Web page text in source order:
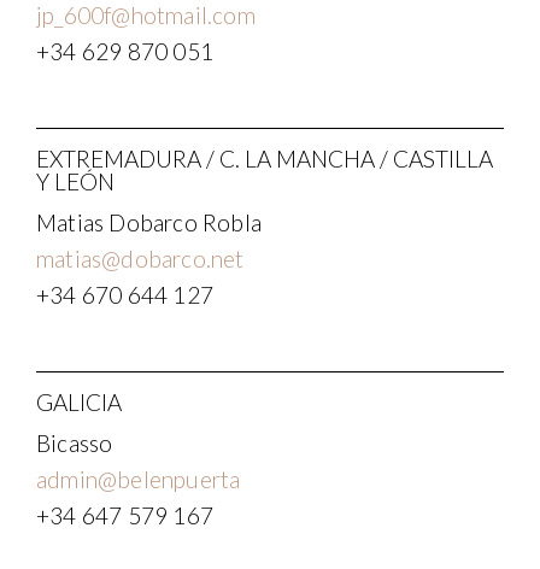
jp_600f@hotmail.com
+34 629 870 051
EXTREMADURA / C. LA MANCHA / CASTILLA
Y LEÓN
Matias Dobarco Robla
matias@dobarco.net
+34 670 644 127
GALICIA
Bicasso
admin@belenpuerta
+34 647 579 167